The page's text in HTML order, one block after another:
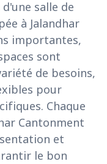
salle de
à Jalandhar
importantes,
sont
de besoins,
pour
Chaque
Cantonment
et
le bon